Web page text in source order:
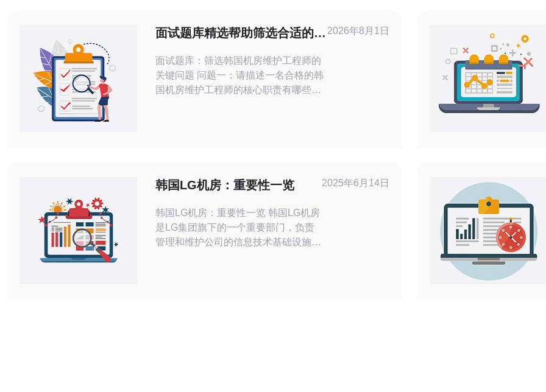
面试题库精选帮助筛选合适的韩
面试题库：筛选韩国机房维护工程师的
关键问题 问题一：请描述一名合格的韩
国机房维护工程师的核心职责有哪些？
件更新。考察点在于候选人对机房硬件
与环境管理流程的理解、是否熟悉S
2026年8月1日
韩国LG机房：重要性一览
韩国LG机房：重要性一览 韩国LG机房
是LG集团旗下的一个重要部门，负责
管理和维护公司的信息技术基础设施。
2025年6月14日